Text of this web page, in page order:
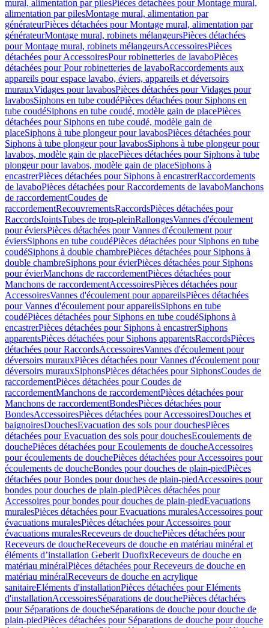
mural, alimentation par pilesPièces détachées pour Montage mural,
alimentation par pilesMontage mural, alimentation par
générateurPièces détachées pour Montage mural, alimentation par
générateurMontage mural, robinets mélangeursPièces détachées
pour Montage mural, robinets mélangeursAccessoiresPièces
détachées pour AccessoiresPour robinetteries de lavaboPièces
détachées pour Pour robinetteries de lavaboRaccordements aux
appareils pour espace lavabo, éviers, appareils et déversoirs
murauxVidages pour lavabosPièces détachées pour Vidages pour
lavabosSiphons en tube coudéPièces détachées pour Siphons en
tube coudéSiphons en tube coudé, modèle gain de placePièces
détachées pour Siphons en tube coudé, modèle gain de
placeSiphons à tube plongeur pour lavabosPièces détachées pour
Siphons à tube plongeur pour lavabosSiphons à tube plongeur pour
lavabos, modèle gain de placePièces détachées pour Siphons à tube
plongeur pour lavabos, modèle gain de placeSiphons à
encastrerPièces détachées pour Siphons à encastrerRaccordements
de lavaboPièces détachées pour Raccordements de lavaboManchons
de raccordementCoudes de
raccordementRecouvrementsRaccordsPièces détachées pour
RaccordsJointsTubes de trop-pleinRallongesVannes d'écoulement
pour éviersPièces détachées pour Vannes d'écoulement pour
éviersSiphons en tube coudéPièces détachées pour Siphons en tube
coudéSiphons à double chambrePièces détachées pour Siphons à
double chambreSiphons pour évierPièces détachées pour Siphons
pour évierManchons de raccordementPièces détachées pour
Manchons de raccordementAccessoiresPièces détachées pour
AccessoiresVannes d'écoulement pour appareilsPièces détachées
pour Vannes d'écoulement pour appareilsSiphons en tube
coudéPièces détachées pour Siphons en tube coudéSiphons à
encastrerPièces détachées pour Siphons à encastrerSiphons
apparentsPièces détachées pour Siphons apparentsRaccordsPièces
détachées pour RaccordsAccessoiresVannes d'écoulement pour
déversoirs murauxPièces détachées pour Vannes d'écoulement pour
déversoirs murauxSiphonsPièces détachées pour SiphonsCoudes de
raccordementPièces détachées pour Coudes de
raccordementManchons de raccordementPièces détachées pour
Manchons de raccordementBondesPièces détachées pour
BondesAccessoiresPièces détachées pour AccessoiresDouches et
baignoiresDouchesEvacuation des sols pour douchesPièces
détachées pour Evacuation des sols pour douchesEcoulements de
douchePièces détachées pour Ecoulements de doucheAccessoires
pour écoulements de douchePièces détachées pour Accessoires pour
écoulements de doucheBondes pour douches de plain-piedPièces
détachées pour Bondes pour douches de plain-piedAccessoires pour
bondes pour douches de plain-piedPièces détachées pour
Accessoires pour bondes pour douches de plain-piedEvacuations
muralesPièces détachées pour Evacuations muralesAccessoires pour
évacuations muralesPièces détachées pour Accessoires pour
évacuations muralesReceveurs de douchePièces détachées pour
Receveurs de doucheReceveurs de douche en matériau minéral et
éléments d’installation Geberit DuofixReceveurs de douche en
matériau minéralPièces détachées pour Receveurs de douche en
matériau minéralReceveurs de douche en acrylique
sanitaireEléments d'installationPièces détachées pour Eléments
d'installationAccessoiresSéparations de douchePièces détachées
pour Séparations de doucheSéparations de douche pour douche de
plain-piedPièces détachées pour Séparations de douche pour douche